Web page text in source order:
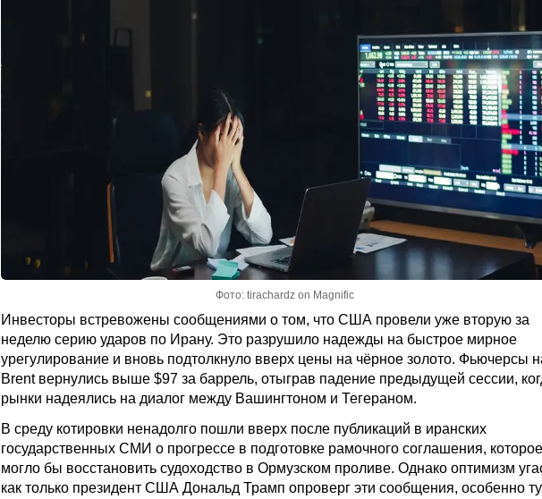
Фото: tirachardz on Magnifiс
Инвесторы встревожены сообщениями о том, что США провели уже вторую за
неделю серию ударов по Ирану. Это разрушило надежды на быстрое мирное
урегулирование и вновь подтолкнуло вверх цены на чёрное золото. Фьючерсы
Brent вернулись выше $97 за баррель, отыграв падение предыдущей сессии,
рынки надеялись на диалог между Вашингтоном и Тегераном.
В среду котировки ненадолго пошли вверх после публикаций в иранских
государственных СМИ о прогрессе в подготовке рамочного соглашения, которое
могло бы восстановить судоходство в Ормузском проливе. Однако оптимизм
как только президент США Дональд Трамп опроверг эти сообщения, особенно